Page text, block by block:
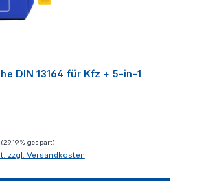
DIN 13164 für Kfz + 5-in-1
Preis:
(29.19% gespart)
zzgl. Versandkosten